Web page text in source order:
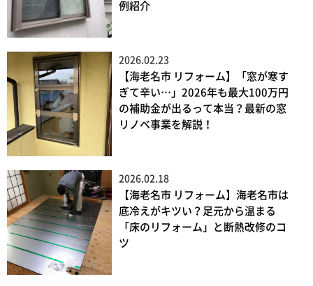
例紹介
2026.02.23
【海老名市 リフォーム】「窓が寒す
ぎて辛い…」2026年も最大100万円
の補助金が出るって本当？最新の窓
リノベ事業を解説！
2026.02.18
【海老名市 リフォーム】海老名市は
底冷えがキツい？足元から温まる
「床のリフォーム」と断熱改修のコ
ツ